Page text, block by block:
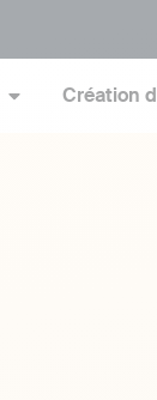
Création